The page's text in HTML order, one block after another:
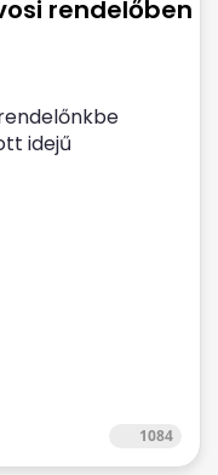
rendelőben
idejű
1084